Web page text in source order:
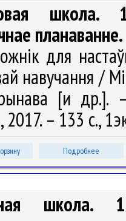
школа.
для
навучання /
[и др.].
2017. – 133 с.,
Подробнее
школа.